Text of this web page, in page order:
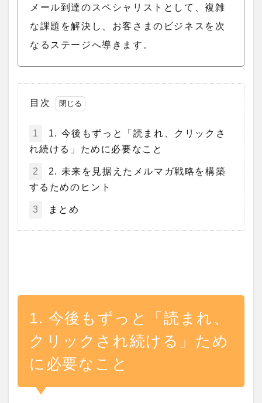
メール到達のスペシャリストとして、複雑
な課題を解決し、お客さまのビジネスを次
なるステージへ導きます。
目次
1
1. 今後もずっと「読まれ、クリックさ
れ続ける」ために必要なこと
2
2. 未来を見据えたメルマガ戦略を構築
するためのヒント
3 まとめ
1. 今後もずっと「読まれ、
クリックされ続ける」ため
に必要なこと